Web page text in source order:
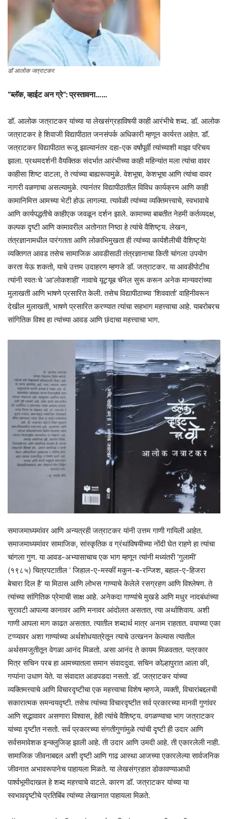
डॉ आलोक जत्राटकर
“ब्लॅक, व्हाईट अन ग्रे”: प्रस्तावना……
डॉ. आलोक जत्राटकर यांच्या या लेखसंग्रहाविषयी काही आरंभीचे शब्द. डॉ. आलोक
जत्राटकर हे शिवाजी विद्यापीठात जनसंपर्क अधिकारी म्हणून कार्यरत आहेत. डॉ.
जत्राटकर विद्यापीठात रूजू झाल्यानंतर दहा-एक वर्षांपूर्वी त्यांच्याशी माझा परिचय
झाला. प्रथमदर्शनी वैयक्तिक संदर्भात आरंभीच्या काही महिन्यांत मला त्यांचा वावर
काहीसा शिष्ट वाटला, ते त्यांच्या बाह्यरूपामुळे. वेशभूषा, केशभूषा आणि त्यांचा वावर
नागरी वळणाचा असल्यामुळे. त्यानंतर विद्यापीठातील विविध कार्यक्रम आणि काही
कामानिमित्त आमच्या भेटी होऊ लागल्या. त्यावेळी त्यांच्या व्यक्तिमत्त्वाचे, स्वभावाचे
आणि कार्यपद्धतीचे काहीएक जवळून दर्शन झाले. कामाच्या बाबतीत नेहमी कर्तव्यदक्ष,
कल्पक दृष्टी आणि कामावरील अतोनात निष्ठा हे त्यांचे वैशिष्ट्य. लेखन,
तंत्रज्ञानामधील पारंगतता आणि लोकाभिमुखता ही त्यांच्या कार्यशैलीची वैशिष्ट्ये!
व्यक्तिगत आवड तसेच सामाजिक आवडीसाठी तंत्रज्ञानाचा किती चांगला उपयोग
करता येऊ शकतो, याचे उत्तम उदाहरण म्हणजे डॉ. जत्राटकर. या आवडीपोटीच
त्यांनी स्वतःचे ‘आ’लोकशाही’ नावाचे यूट्यूब चॅनेल सुरू करून अनेक मान्यवरांच्या
मुलाखती आणि भाषणे प्रसारित केली. तसेच विद्यापीठाच्या ‘शिववार्ता’ वाहिनीवरून
देखील मुलाखती, भाषणे प्रसारित करण्यात त्यांचा सहभाग महत्त्वाचा आहे. याबरोबरच
सांगितिक विश्व हा त्यांच्या आवड आणि छंदाचा महत्त्वाचा भाग.
समाजमाध्यमांवर आणि अन्यत्रही जत्राटकर यांनी उत्तम गाणी गायिली आहेत.
समाजमाध्यमांवर सामाजिक, सांस्कृतिक व ग्रंथांविषयीच्या नोंदी घेत राहणे हा त्यांचा
चांगला गुण. या आवड-अभ्यासाचाच एक भाग म्हणून त्यांनी मध्यंतरी ‘गुलामी’
(१९८५) चित्रपटातील ‘ जिहाल-ए-मस्कीं मकुन-ब-रन्जिश, बहाल-ए-हिजरा
बेचारा दिल है’ या मिठास आणि लोभस गाण्याचे केलेले रसग्रहण आणि विश्लेषण. ते
त्यांच्या सांगितिक प्रेमाची साक्ष आहे. अनेकदा गाण्यांचे मुखडे आणि मधुर नादबंधांच्या
सुरावटी आपल्या कानावर आणि मनावर आंदोलत असतात, त्या अर्थाशिवाय. अशी
गाणी आपला माग काढत असतात. त्यातील शब्दार्थ मात्र अनाम राहतात. वयाच्या एका
टप्प्यावर अशा गाण्यांच्या अर्थशोधयात्रेतून त्याचे उत्खनन केल्यास त्यातील
अर्थसमजुतीतून वेगळा आनंद मिळतो. असा आनंद ते कायम मिळवतात. पत्रकार
मित्र सचिन परब हा आमच्यातला समान संवाददुवा. सचिन कोल्हापुरात आला की,
गप्पांना उधाण येते. या संवादात आडपडदा नसतो. डॉ. जत्राटकर यांच्या
व्यक्तिमत्त्वाचे आणि विचारदृष्टीचा एक महत्त्वाचा विशेष म्हणजे, व्यक्ती, विचारांबद्दलची
सकारात्मक समन्वयदृष्टी. तसेच त्यांच्या विचारदृष्टीत सर्व प्रकारच्या मानवी गुणांवर
आणि सद्भावावर असणारा विश्वास, हेही त्यांचे वैशिष्ट्य. वगळण्याचा भाग जत्राटकर
यांच्या दृष्टीत नसतो. सर्व प्रकारच्या संगतीगुणांमुळे त्यांची दृष्टी ही उदार आणि
सर्वसमावेशक इन्क्लुजिव्ह झाली आहे. ती उदार आणि उमदी आहे. ती एकारलेली नाही.
सामाजिक जीवनाबद्दल अशी दृष्टी आणि गाढ आस्था आजच्या एकारलेल्या सार्वजनिक
जीवनात अभावरूपानेच पाहायला मिळते. या लेखसंग्रहात डोकावण्याआधी
पार्श्वभूमीदाखल हे शब्द महत्त्वाचे वाटले. कारण डॉ. जत्राटकर यांच्या या
स्वभावदृष्टीचे प्रतिबिंब त्यांच्या लेखानात पाहायला मिळते.